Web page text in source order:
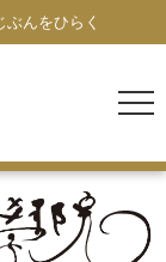
んをひらく